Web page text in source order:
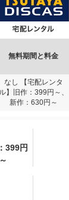
無料期間と料金
なし 【宅配レンタ
ル】旧作：399円～、
新作：630円～
399円